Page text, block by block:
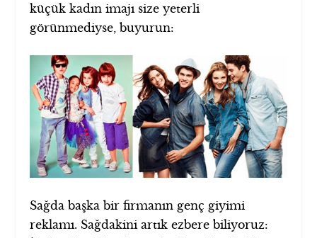
küçük kadın imajı size yeterli
görünmediyse, buyurun:
Sağda başka bir firmanın genç giyimi
reklamı. Sağdakini artık ezbere biliyoruz: